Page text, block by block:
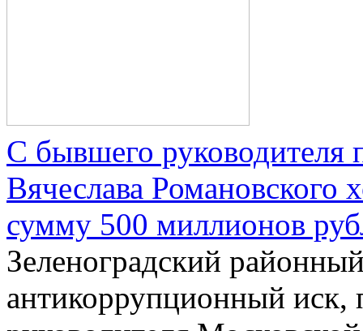
С бывшего
Вячеслава Романовского
сумму 500 миллионов
Зеленоградский
антикоррупционный иск,